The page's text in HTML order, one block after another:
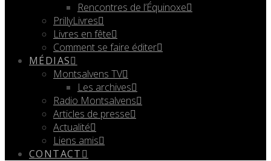
Rencontres de l’Équinoxe
PrillyLivres
Livres en fête
Comment se faire éditer
MÉDIAS
Montsalvens TV
Les archives
Radio Montsalvens
Articles de presse
Actualité
Liens amis
CONTACT